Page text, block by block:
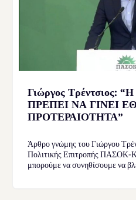
Γιώργος Τρέντσιος:
ΠΡΕΠΕΙ ΝΑ ΓΙΝΕΙ
ΠΡΟΤΕΡΑΙΟΤΗΤΑ”
Άρθρο γνώμης του Γιώργου Τρέντσιου, Μέλους
Πολιτικής Επιτροπής ΠΑΣΟΚ-
μπορούμε να συνηθίσουμε να